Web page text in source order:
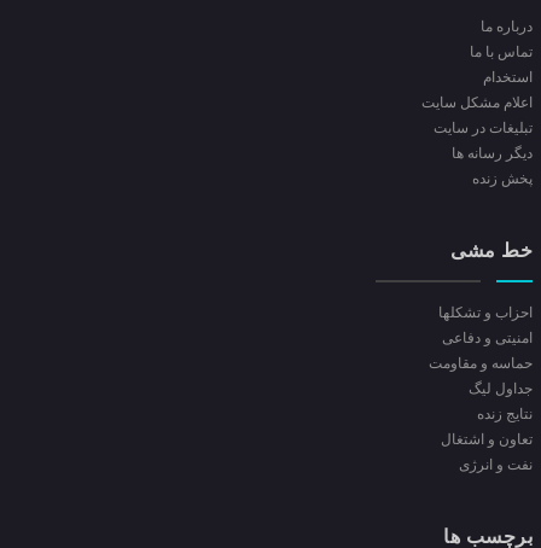
درباره ما
تماس با ما
استخدام
اعلام مشکل سایت
تبلیغات در سایت
ديگر رسانه ها
پخش زنده
خط مشی
احزاب و تشکلها
امنیتی و دفاعی
حماسه و مقاومت
جداول لیگ
نتایج زنده
تعاون و اشتغال
نفت و انرژی
برچسب ها